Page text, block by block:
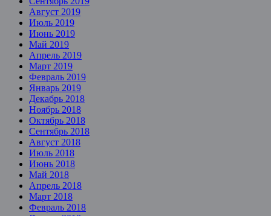
Август 2019
Июль 2019
Июнь 2019
Май 2019
Апрель 2019
Март 2019
Февраль 2019
Январь 2019
Декабрь 2018
Ноябрь 2018
Октябрь 2018
Сентябрь 2018
Август 2018
Июль 2018
Июнь 2018
Май 2018
Апрель 2018
Март 2018
Февраль 2018